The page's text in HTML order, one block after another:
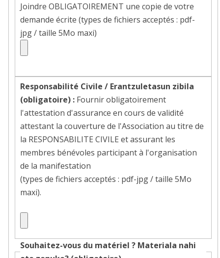
manifestation
assurée
par
Joindre OBLIGATOIREMENT une copie de votre
demande écrite (types de fichiers acceptés : pdf-
jpg / taille 5Mo maxi)
Responsabilité Civile / Erantzuletasun zibila
(obligatoire) : Fournir obligatoirement
l'attestation d'assurance en cours de validité
attestant la couverture de l'Association au titre de
la RESPONSABILITE CIVILE et assurant les
membres bénévoles participant à l'organisation
de la manifestation
(types de fichiers acceptés : pdf-jpg / taille 5Mo
maxi).
fichier
Souhaitez-vous du matériel ? Materiala nahi